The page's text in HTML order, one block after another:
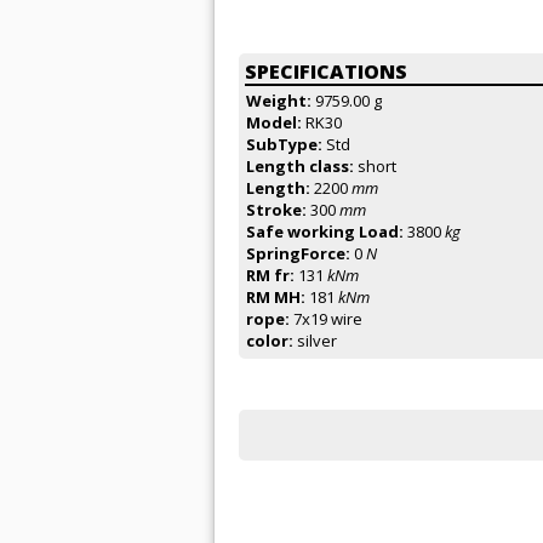
SPECIFICATIONS
Weight: 9759.00 g
Model: RK30
SubType: Std
Length class: short
Length: 2200mm
Stroke: 300mm
Safe working Load: 3800kg
SpringForce: 0N
RM fr: 131 kNm
RM MH: 181 kNm
rope: 7x19 wire
color: silver